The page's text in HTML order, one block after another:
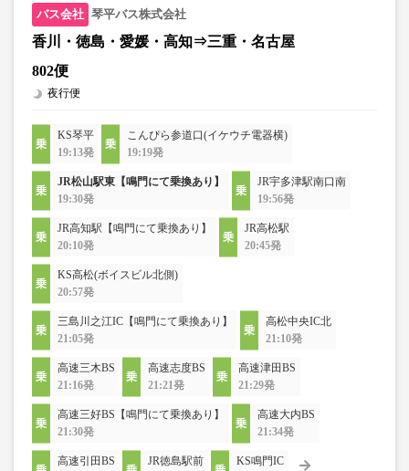
琴平バス株式会社
香川・徳島・愛媛・高知⇒三重・名古屋
802便
夜行便
KS琴平
19:13発
こんぴら参道口(イケウチ電器横)
19:19発
JR松山駅東【鳴門にて乗換あり】
19:30発
JR宇多津駅南口南
19:56発
JR高知駅【鳴門にて乗換あり】
20:10発
JR高松駅
20:45発
KS高松(ボイスビル北側)
20:57発
三島川之江IC【鳴門にて乗換あり】
21:05発
高松中央IC北
21:10発
高速三木BS
21:16発
高速志度BS
21:21発
高速津田BS
21:29発
高速三好BS【鳴門にて乗換あり】
21:30発
高速大内BS
21:34発
高速引田BS
JR徳島駅前
KS鳴門IC